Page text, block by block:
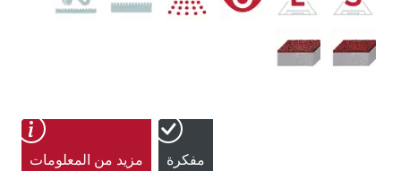
مفكرة مزيد من المعلومات